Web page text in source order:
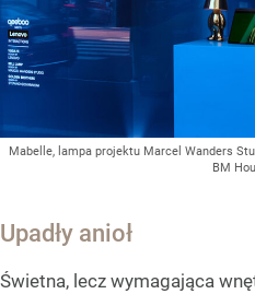
Mabelle, lampa projektu Marcel Wanders
BM
Upadły anioł
Świetna, lecz wymagająca